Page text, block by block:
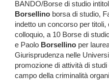
BANDO/Borse di studio
Borsellino borsa di studio,
indetto un concorso per
colloquio, a 10 Borse di
e Paolo Borsellino per
Giurisprudenza nelle
promozione di attività di
campo della criminalità